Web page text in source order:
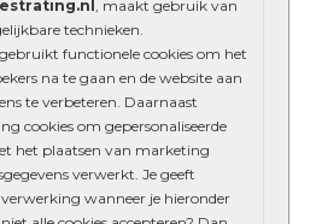
, maakt gebruik van
technieken.
gebruikt functionele cookies om het
na te gaan en de website aan
te verbeteren. Daarnaast
cookies om gepersonaliseerde
het plaatsen van marketing
verwerkt. Je geeft
wanneer je hieronder